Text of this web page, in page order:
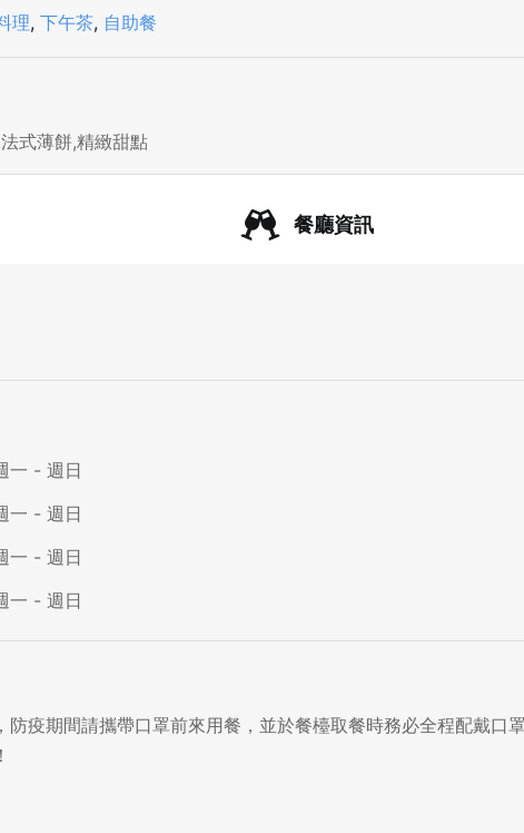
理, 下午茶, 自助餐
式薄餅,精緻甜點
餐廳資訊
一 - 週日
一 - 週日
一 - 週日
一 - 週日
防疫期間請攜帶口罩前來用餐，並於餐檯取餐時務必全程配戴口